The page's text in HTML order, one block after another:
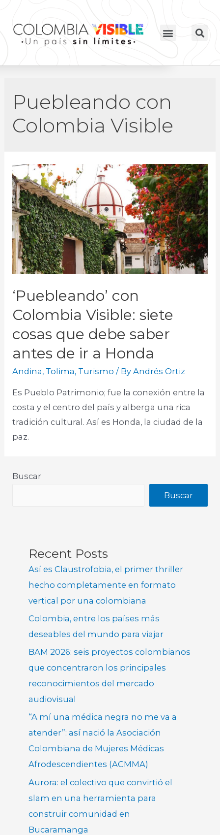
Puebleando con
Colombia Visible
‘Puebleando’ con
Colombia Visible: siete
cosas que debe saber
antes de ir a Honda
Andina, Tolima, Turismo / ByAndrés Ortiz
Es Pueblo Patrimonio; fue la conexión entre la
costa y el centro del país y alberga una rica
tradición cultural. Así es Honda, la ciudad de la
paz.
Buscar
Buscar
Recent Posts
Así es Claustrofobia, el primer thriller
hecho completamente en formato
vertical por una colombiana
Colombia, entre los países más
deseables del mundo para viajar
BAM 2026: seis proyectos colombianos
que concentraron los principales
reconocimientos del mercado
audiovisual
“A mí una médica negra no me va a
atender”: así nació la Asociación
Colombiana de Mujeres Médicas
Afrodescendientes (ACMMA)
Aurora: el colectivo que convirtió el
slam en una herramienta para
construir comunidad en
Bucaramanga